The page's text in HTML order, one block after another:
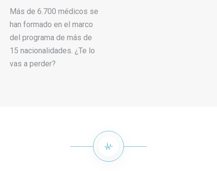
Más de 6.700 médicos se
han formado en el marco
del programa de más de
15 nacionalidades. ¿Te lo
vas a perder?